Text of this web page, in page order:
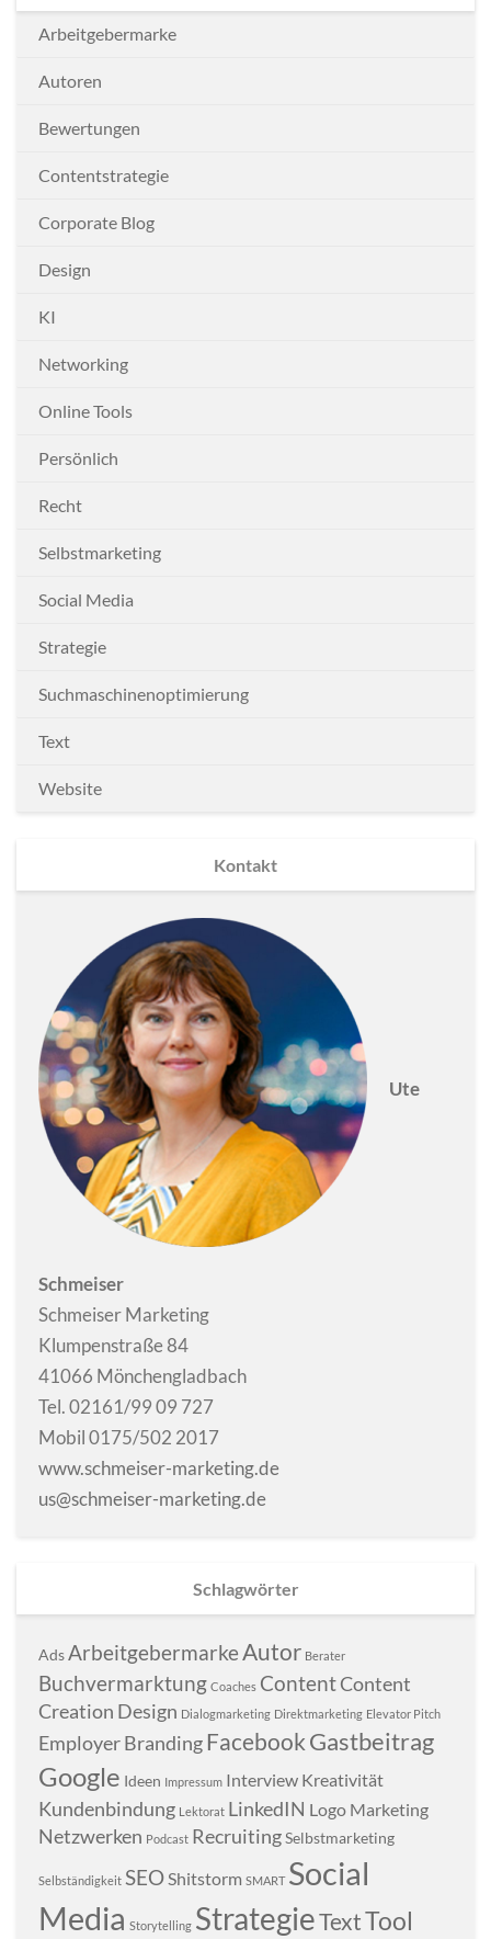
Arbeitgebermarke
Autoren
Bewertungen
Contentstrategie
Corporate Blog
Design
KI
Networking
Online Tools
Persönlich
Recht
Selbstmarketing
Social Media
Strategie
Suchmaschinenoptimierung
Text
Website
Kontakt
Ute
Schmeiser
Schmeiser Marketing
Klumpenstraße 84
41066 Mönchengladbach
Tel. 02161/99 09 727
Mobil 0175/502 2017
www.schmeiser-marketing.de
us@schmeiser-marketing.de
Schlagwörter
AdsArbeitgebermarkeAutor Berater
Buchvermarktung Coaches ContentContent
Creation Design Dialogmarketing Direktmarketing Elevator Pitch
Employer BrandingFacebook Gastbeitrag
Google Ideen Impressum Interview Kreativität
Kundenbindung Lektorat LinkedIN Logo Marketing
Netzwerken Podcast RecruitingSelbstmarketing
Selbständigkeit SEOShitstorm SMART Social
Media Storytelling StrategieTextTool